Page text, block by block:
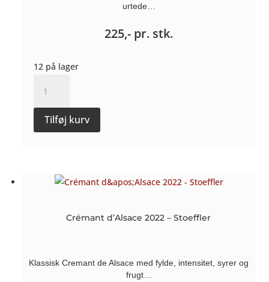
urtede…
225,- pr. stk.
12 på lager
blanc
Handwerk
2018
Sommer
Tilføj kurv
Crémant d’Alsace 2022 – Stoeffler
Klassisk Cremant de Alsace med fylde, intensitet, syrer og
frugt…